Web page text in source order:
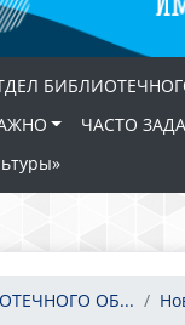
ЧАСТО
ОБ...